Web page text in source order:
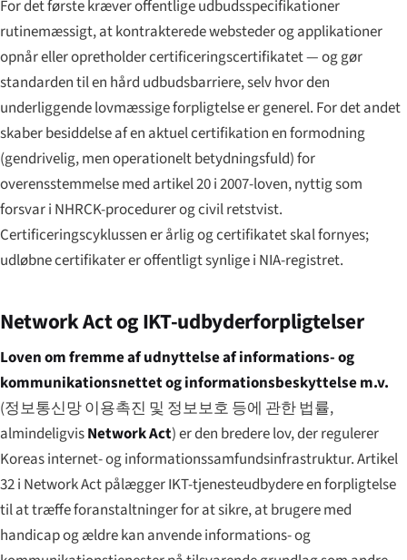
For det første kræver offentlige udbudsspecifikationer
rutinemæssigt, at kontrakterede websteder og applikationer
opnår eller opretholder certificeringscertifikatet — og gør
standarden til en hård udbudsbarriere, selv hvor den
underliggende lovmæssige forpligtelse er generel. For det andet
skaber besiddelse af en aktuel certifikation en formodning
(gendrivelig, men operationelt betydningsfuld) for
overensstemmelse med artikel 20 i 2007-loven, nyttig som
forsvar i NHRCK-procedurer og civil retstvist.
Certificeringscyklussen er årlig og certifikatet skal fornyes;
udløbne certifikater er offentligt synlige i NIA-registret.
Network Act og IKT-udbyder­forpligtelser
Loven om fremme af udnyttelse af informations- og
kommunikationsnettet og informationsbeskyttelse m.v.
(정보통신망 이용촉진 및 정보보호 등에 관한 법률,
almindeligvisNetwork Act) er den bredere lov, der regulerer
Koreas internet- og informationssamfunds­infrastruktur. Artikel
32 i Network Act pålægger IKT-tjenesteudbydere en forpligtelse
til at træffe foranstaltninger for at sikre, at brugere med
handicap og ældre kan anvende informations- og